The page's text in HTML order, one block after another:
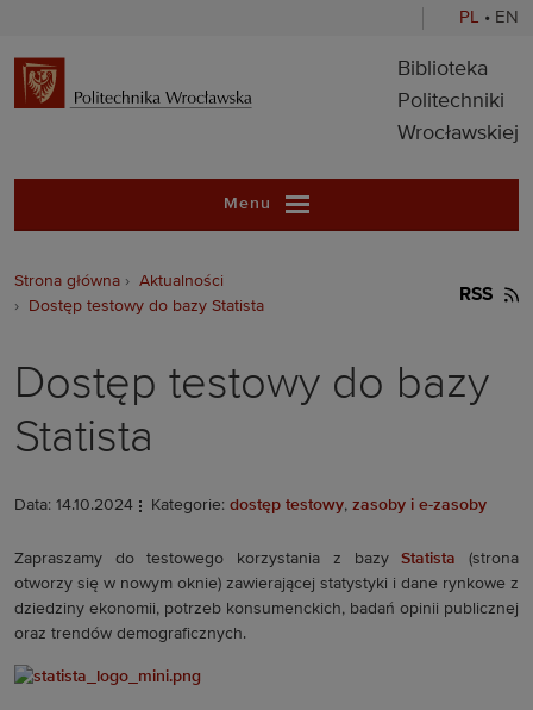
PL • EN
Biblioteka
Biblioteka
Politechniki
Wrocławskiej
Menu
Strona główna
Aktualności
Dostęp testowy do bazy Statista
RSS
Dostęp testowy do bazy
Statista
Data: 14.10.2024 Kategorie: dostęp testowy, zasoby i e-zasoby
Zapraszamy do testowego korzystania z bazyStatista (strona
otworzy się w nowym oknie) zawierającej statystyki i dane rynkowe z
dziedziny ekonomii, potrzeb konsumenckich, badań opinii publicznej
oraz trendów demograficznych.